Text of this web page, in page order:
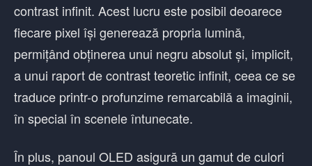
contrast infinit. Acest lucru este posibil deoarece
fiecare pixel își generează propria lumină,
permițând obținerea unui negru absolut și, implicit,
a unui raport de contrast teoretic infinit, ceea ce se
traduce printr-o profunzime remarcabilă a imaginii,
în special în scenele întunecate.
În plus, panoul OLED asigură un gamut de culori